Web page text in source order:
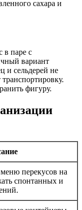
сахара и
в паре с
вариант
и сельдерей не
фигуру.
меню перекусов на
спонтанных и